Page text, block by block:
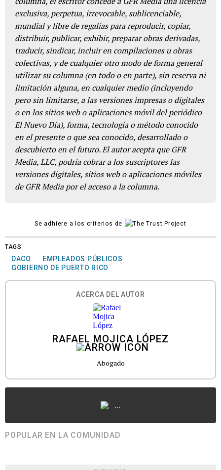
exclusiva, perpetua, irrevocable, sublicenciable,
mundial y libre de regalías para reproducir, copiar,
distribuir, publicar, exhibir, preparar obras derivadas,
traducir, sindicar, incluir en compilaciones u obras
colectivas, y de cualquier otro modo de forma general
utilizar su columna (en todo o en parte), sin reserva ni
limitación alguna, en cualquier medio (incluyendo
pero sin limitarse, a las versiones impresas o digitales
o en los sitios web o aplicaciones móvil del periódico
El Nuevo Día), forma, tecnología o método conocido
en el presente o que sea conocido, desarrollado o
descubierto en el futuro. El autor acepta que GFR
Media, LLC, podría cobrar a los suscriptores las
versiones digitales, sitios web o aplicaciones móviles
de GFR Media por el acceso a la columna.
Se adhiere a los criterios de
TAGS
DACO
EMPLEADOS PÚBLICOS
GOBIERNO DE PUERTO RICO
ACERCA DEL AUTOR
RAFAEL MOJICA LÓPEZ
Abogado
...
POPULAR EN LA COMUNIDAD